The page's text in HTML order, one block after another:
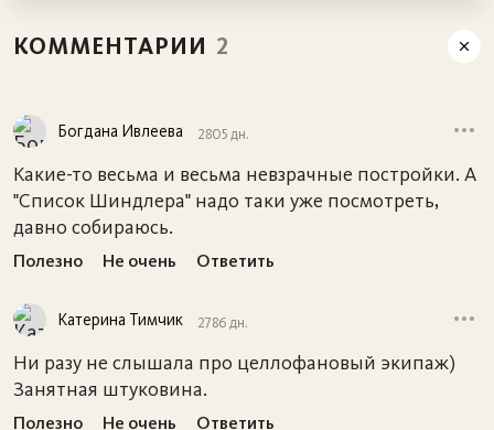
улицами Starowiślna и Dietla. Хотя его и называют
еврейским, но на 100% он таковым не является.
Вообще изначально Казимеж был независимым
городом, и только в первой половине
позапрошлого века вошел в состав Кракова.
запомнились как раз его «нееврейские»
постройки. Особенно внушительное здание
ратушии готический
КОММЕНТАРИИ 2
Богдана Ивлеева 2805 дн.
Какие-то весьма и весьма невзрачные постройки. А
"Список Шиндлера" надо таки уже посмотреть,
давно собираюсь.
Полезно Не очень Ответить
Катерина Тимчик 2786 дн.
Ни разу не слышала про целлофановый экипаж)
Занятная штуковина.
Полезно Не очень Ответить